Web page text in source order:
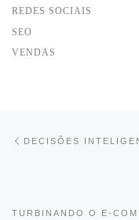
REDES SOCIAIS
SEO
VENDAS
Post